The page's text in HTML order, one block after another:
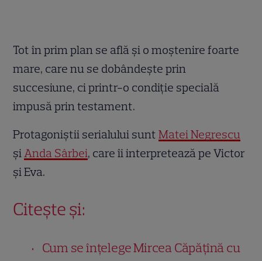
Tot în prim plan se află și o moștenire foarte
mare, care nu se dobândește prin
succesiune, ci printr-o condiție specială
impusă prin testament.
Protagoniștii serialului suntMatei Negrescu
șiAnda Sârbei, care îi interpretează pe Victor
și Eva.
Citește și:
Cum se înțelege Mircea Căpățînă cu